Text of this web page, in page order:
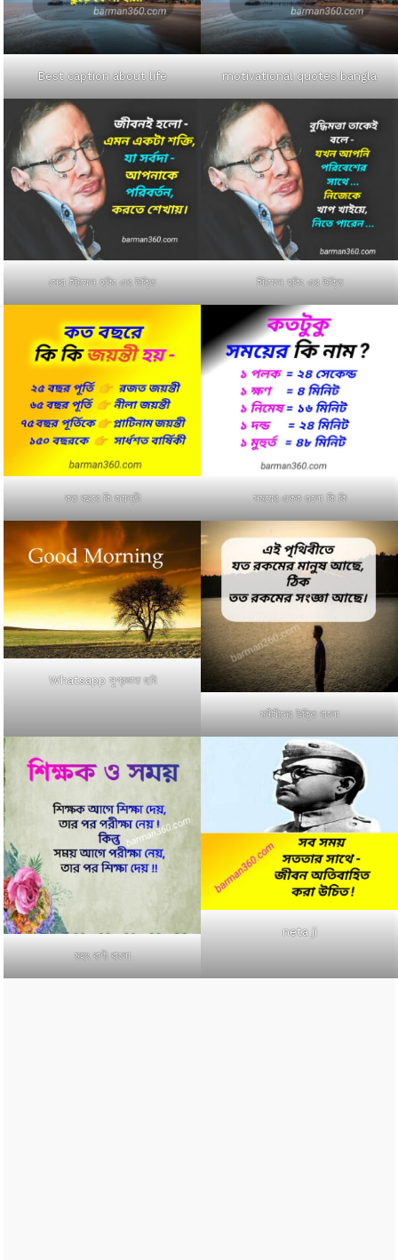
Best caption about life motivational quotes bangla
সেরা স্টিফেন হকিং এর উক্তি স্টিফেন হকিং এর উক্তি
কত বছরে কি জয়ন্তী সময়ের একক গুলো কি কি
Whatsapp সুপ্রভাত ছবি
মনীষীদের উক্তি বাংলা
মহৎ বাণী বাংলা
neta ji